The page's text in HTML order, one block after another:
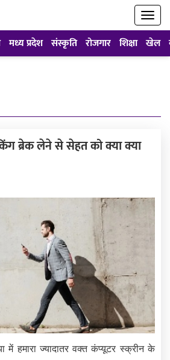
मध्य प्रदेश संस्कृति रोजगार शिक्षा खेल
ब्रेक लेने से सेहत को क्या क्या
में हमारा ज्यादातर वक्त कंप्यूटर स्क्रीन के